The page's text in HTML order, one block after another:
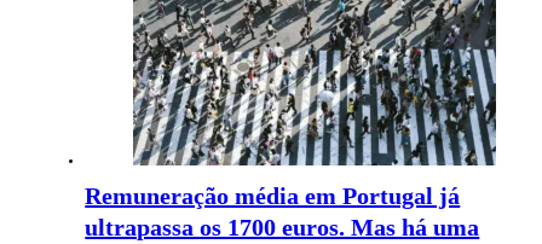
Remuneração média em Portugal já
ultrapassa os 1700 euros. Mas há uma